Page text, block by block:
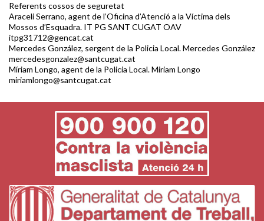
Referents cossos de seguretat
Araceli Serrano, agent de l’Oficina d’Atenció a la Víctima dels
Mossos d’Esquadra. IT PG SANT CUGAT OAV
itpg31712@gencat.cat
Mercedes González, sergent de la Policia Local. Mercedes González
mercedesgonzalez@santcugat.cat
Míriam Longo, agent de la Policia Local. Miriam Longo
miriamlongo@santcugat.cat